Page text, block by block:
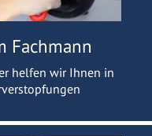
Fachmann
helfen wir Ihnen in